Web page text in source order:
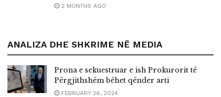
2 MONTHS AGO
ANALIZA DHE SHKRIME NË MEDIA
Prona e sekuestruar e ish Prokurorit të
Përgjithshëm bëhet qënder arti
FEBRUARY 26, 2024